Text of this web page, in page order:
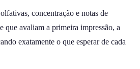
concentração e notas de
que avaliam a primeira impressão, a
exatamente o que esperar de cada